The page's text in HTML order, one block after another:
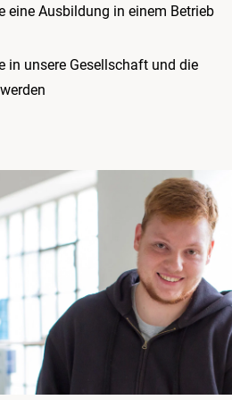
eine Ausbildung in einem Betrieb
in unsere Gesellschaft und die